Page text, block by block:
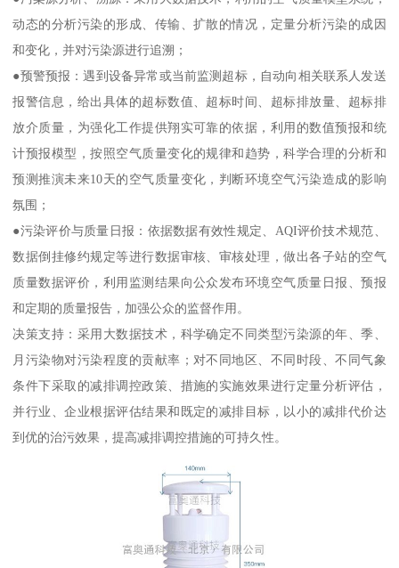
动态的分析污染的形成、传输、扩散的情况，定量分析污染的成因
和变化，并对污染源进行追溯；
●预警预报：遇到设备异常或当前监测超标，自动向相关联系人发送
报警信息，给出具体的超标数值、超标时间、超标排放量、超标排
放介质量，为强化工作提供翔实可靠的依据，利用的数值预报和统
计预报模型，按照空气质量变化的规律和趋势，科学合理的分析和
预测推演未来10天的空气质量变化，判断环境空气污染造成的影响
氛围；
●污染评价与质量日报：依据数据有效性规定、AQI评价技术规范、
数据倒挂修约规定等进行数据审核、审核处理，做出各子站的空气
质量数据评价，利用监测结果向公众发布环境空气质量日报、预报
和定期的质量报告，加强公众的监督作用。
决策支持：采用大数据技术，科学确定不同类型污染源的年、季、
月污染物对污染程度的贡献率；对不同地区、不同时段、不同气象
条件下采取的减排调控政策、措施的实施效果进行定量分析评估，
并行业、企业根据评估结果和既定的减排目标，以小的减排代价达
到优的治污效果，提高减排调控措施的可持久性。